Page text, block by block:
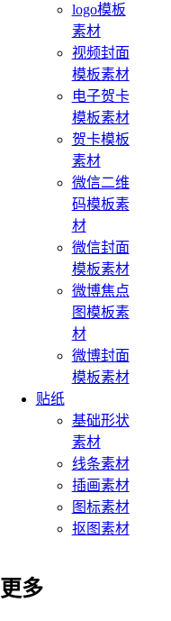
logo模板
素材
视频封面
模板素材
电子贺卡
模板素材
贺卡模板
素材
微信二维
码模板素
材
微信封面
模板素材
微博焦点
图模板素
材
微博封面
模板素材
贴纸
基础形状
素材
线条素材
插画素材
图标素材
抠图素材
更多